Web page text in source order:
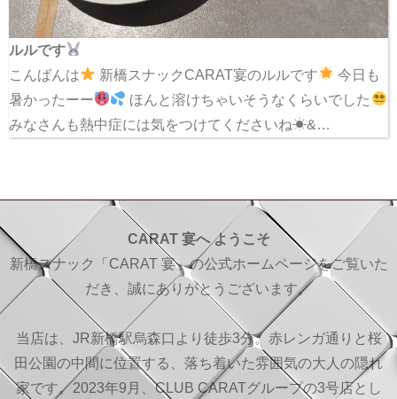
ルルです
こんばんは
新橋スナックCARAT宴のルルです
今日も
暑かったーー
ほんと溶けちゃいそうなくらいでした
みなさんも熱中症には気をつけてくださいね☀&…
CARAT 宴へ ようこそ
新橋スナック「CARAT 宴」の公式ホームページをご覧いた
だき、誠にありがとうございます。
当店は、JR新橋駅烏森口より徒歩3分。赤レンガ通りと桜
田公園の中間に位置する、落ち着いた雰囲気の大人の隠れ
家です。2023年9月、CLUB CARATグループの3号店とし